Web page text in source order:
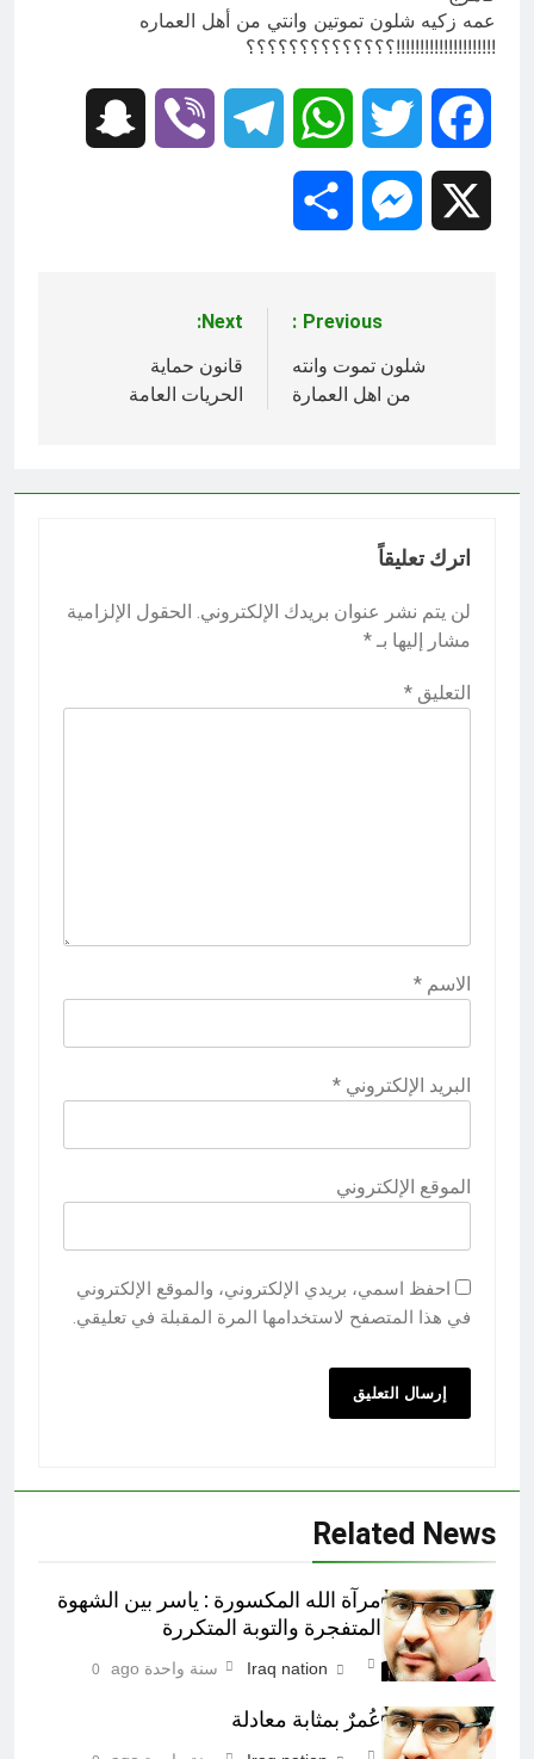
عمه زكيه شلون تموتين وانتي من أهل العماره
!!!!!!!!!!!!!!!!!!!!!؟؟؟؟؟؟؟؟؟؟؟؟؟؟
Facebook
Twitter
WhatsApp
Telegram
Viber
Messenger
المقالات
Previous:
شلون تموت وانته
من اهل العمارة
Next:
قانون حماية
الحريات العامة
اترك تعليقاً
لن يتم نشر عنوان بريدك الإلكتروني. الحقول الإلزامية
مشار إليها بـ *
التعليق *
الاسم *
البريد الإلكتروني *
الموقع الإلكتروني
احفظ اسمي، بريدي الإلكتروني، والموقع الإلكتروني
في هذا المتصفح لاستخدامها المرة المقبلة في تعليقي.
Related News
مرآة الله المكسورة : ياسر بين الشهوة
المتفجرة والتوبة المتكررة
Iraq nation سنة واحدة ago 0
عُمرٌ بمثابة معادلة